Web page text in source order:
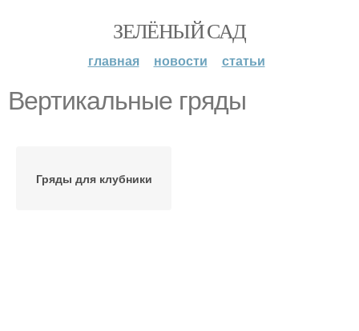
ЗЕЛЁНЫЙ САД
главная новости статьи
Вертикальные гряды
Гряды для клубники